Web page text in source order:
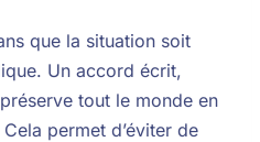
que la situation soit
Un accord écrit,
tout le monde en
permet d’éviter de